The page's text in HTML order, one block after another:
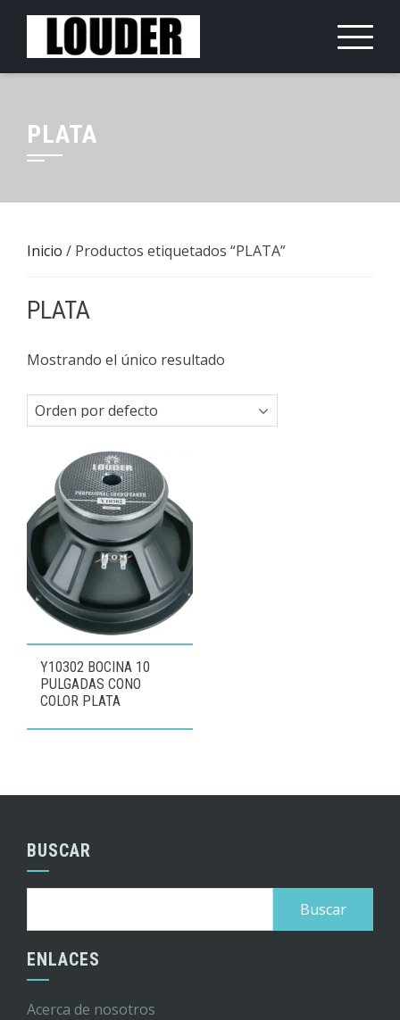
Saltar
contenido
PLATA
Inicio / Productos etiquetados “PLATA”
PLATA
Mostrando el único resultado
Y10302 BOCINA 10
PULGADAS CONO
COLOR PLATA
BUSCAR
ENLACES
Acerca de nosotros